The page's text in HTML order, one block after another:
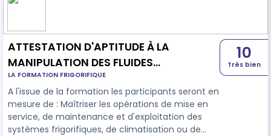
ATTESTATION D'APTITUDE À LA
MANIPULATION DES FLUIDES
FRIGORIGÈNES CATÉGORIE 1
LA FORMATION FRIGORIFIQUE
A l'issue de la formation les participants seront en
mesure de : Maîtriser les opérations de mise en
service, de maintenance et d'exploitation des
systèmes frigorifiques, de climatisation ou de
10
Très bien